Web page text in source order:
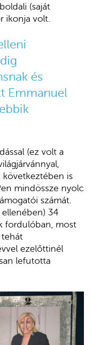
(saját
ikonja volt.
és
Emmanuel
(ez volt a
következtében is
mindössze nyolc
számát.
34
fordulóban, most
tehát
ezelőttinél
lefutotta